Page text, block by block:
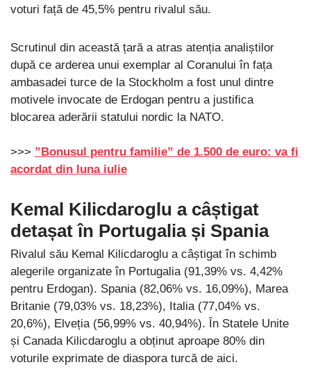
voturi față de 45,5% pentru rivalul său.
Scrutinul din această țară a atras atenția analiștilor
după ce arderea unui exemplar al Coranului în fața
ambasadei turce de la Stockholm a fost unul dintre
motivele invocate de Erdogan pentru a justifica
blocarea aderării statului nordic la NATO.
>>> ”Bonusul pentru familie” de 1.500 de euro: va fi
acordat din luna iulie
Kemal Kilicdaroglu a câștigat
detașat în Portugalia și Spania
Rivalul său Kemal Kilicdaroglu a câștigat în schimb
alegerile organizate în Portugalia (91,39% vs. 4,42%
pentru Erdogan). Spania (82,06% vs. 16,09%), Marea
Britanie (79,03% vs. 18,23%), Italia (77,04% vs.
20,6%), Elveția (56,99% vs. 40,94%). În Statele Unite
și Canada Kilicdaroglu a obținut aproape 80% din
voturile exprimate de diaspora turcă de aici.